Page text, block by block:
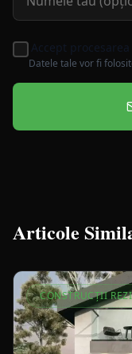
Accept
Datele tale vor fi
Articole
CONSTRUCȚII